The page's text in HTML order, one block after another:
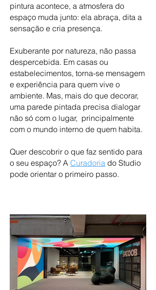
pintura acontece, a atmosfera do
espaço muda junto: ela abraça, dita a
sensação e cria presença.
Exuberante por natureza, não passa
despercebida. Em casas ou
estabelecimentos, torna-se mensagem
e experiência para quem vive o
ambiente. Mas, mais do que decorar,
uma parede pintada precisa dialogar
não só com o lugar, principalmente
com o mundo interno de quem habita.
Quer descobrir o que faz sentido para
o seu espaço? A Curadoria do Studio
pode orientar o primeiro passo.